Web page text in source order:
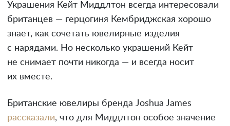
Украшения Кейт Миддлтон всегда интересовали
британцев — герцогиня Кембриджская хорошо
знает, как сочетать ювелирные изделия
с нарядами. Но несколько украшений Кейт
не снимает почти никогда — и всегда носит
их вместе.
Британские ювелиры бренда Joshua James
рассказали, что для Миддлтон особое значение